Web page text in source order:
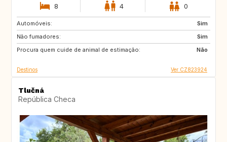
8 4 0
Automóveis:
Sim
Não fumadores:
Sim
Procura quem cuide de animal de estimação:
Não
GB
FI
Destinos Ver CZ823924
Tlučná
República Checa